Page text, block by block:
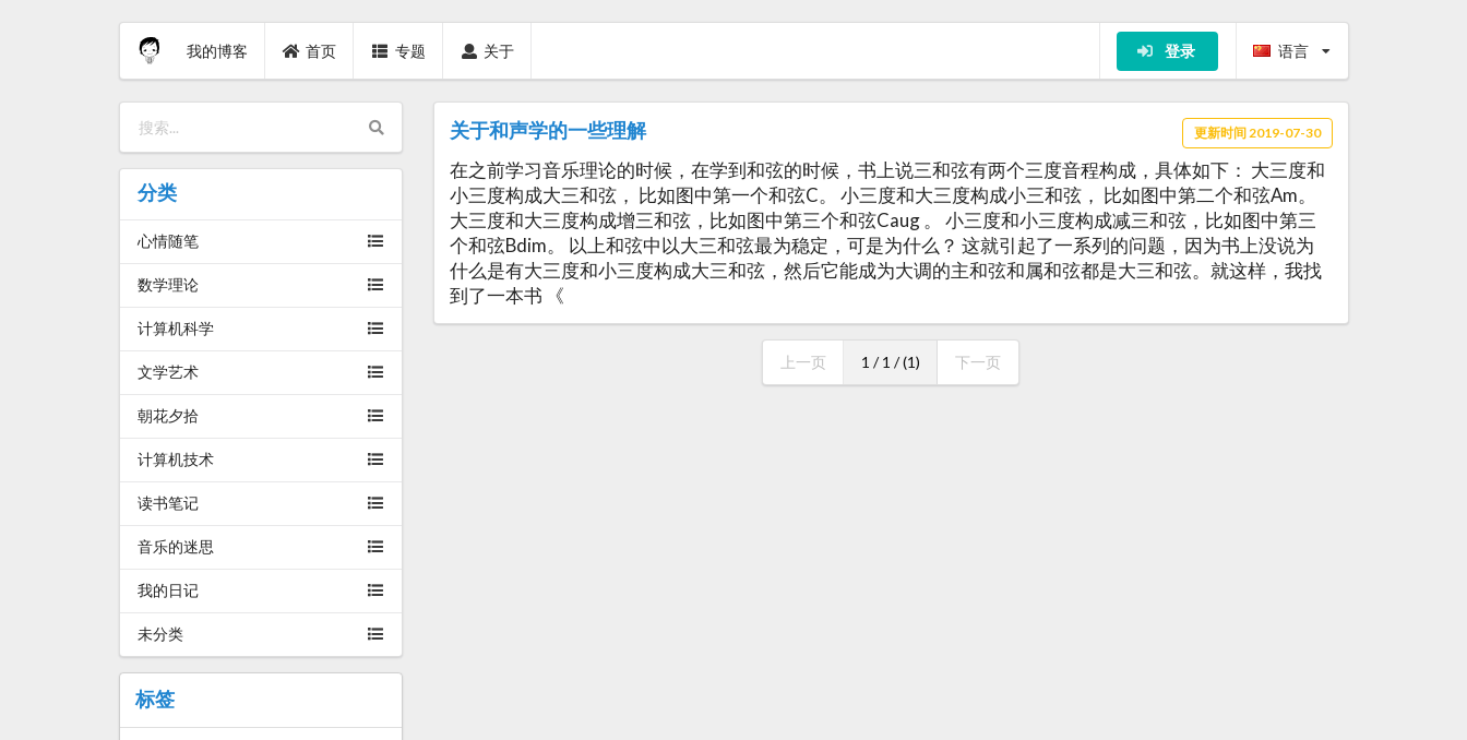
我的博客 首页 专题 关于 登录 语言
分类
心情随笔
数学理论
计算机科学
文学艺术
朝花夕拾
计算机技术
读书笔记
音乐的迷思
我的日记
未分类
标签
关于和声学的一些理解 更新时间 2019-07-30
在之前学习音乐理论的时候，在学到和弦的时候，书上说三和弦有两个三度音程构成，具体如下： 大三度和
小三度构成大三和弦， 比如图中第一个和弦C。 小三度和大三度构成小三和弦， 比如图中第二个和弦Am。
大三度和大三度构成增三和弦，比如图中第三个和弦Caug 。 小三度和小三度构成减三和弦，比如图中第三
个和弦Bdim。 以上和弦中以大三和弦最为稳定，可是为什么？ 这就引起了一系列的问题，因为书上没说为
什么是有大三度和小三度构成大三和弦，然后它能成为大调的主和弦和属和弦都是大三和弦。就这样，我找
到了一本书 《
上一页 1 / 1 / (1) 下一页